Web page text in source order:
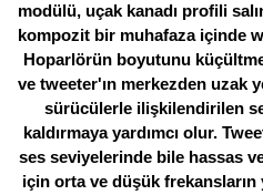
modülü, uçak kanadı profili
kompozit bir muhafaza içinde
Hoparlörün boyutunu
ve tweeter'ın merkezden uzak
sürücülerle ilişkilendirilen
kaldırmaya yardımcı olur.
ses seviyelerinde bile hassas
için orta ve düşük